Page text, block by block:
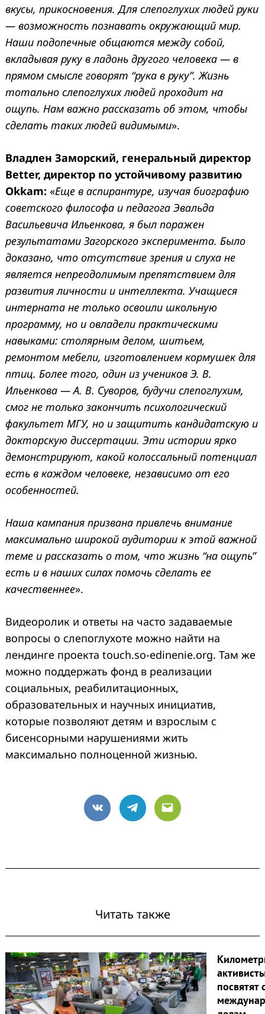
вкусы, прикосновения. Для слепоглухих людей руки
— возможность познавать окружающий мир.
Наши подопечные общаются между собой,
вкладывая руку в ладонь другого человека — в
прямом смысле говорят “рука в руку”. Жизнь
тотально слепоглухих людей проходит на
ощупь. Нам важно рассказать об этом, чтобы
сделать таких людей видимыми».
Владлен Заморский, генеральный директор
Better, директор по устойчивому развитию
Okkam: «Еще в аспирантуре, изучая биографию
советского философа и педагога Эвальда
Васильевича Ильенкова, я был поражен
результатами Загорского эксперимента. Было
доказано, что отсутствие зрения и слуха не
является непреодолимым препятствием для
развития личности и интеллекта. Учащиеся
интерната не только освоили школьную
программу, но и овладели практическими
навыками: столярным делом, шитьем,
ремонтом мебели, изготовлением кормушек для
птиц. Более того, один из учеников Э. В.
Ильенкова — А. В. Суворов, будучи слепоглухим,
смог не только закончить психологический
факультет МГУ, но и защитить кандидатскую и
докторскую диссертации. Эти истории ярко
демонстрируют, какой колоссальный потенциал
есть в каждом человеке, независимо от его
особенностей.
Наша кампания призвана привлечь внимание
максимально широкой аудитории к этой важной
теме и рассказать о том, что жизнь “на ощупь”
есть и в наших силах помочь сделать ее
качественнее».
Видеоролик и ответы на часто задаваемые
вопросы о слепоглухоте можно найти на
лендинге проекта touch.so-edinenie.org. Там же
можно поддержать фонд в реализации
социальных, реабилитационных,
образовательных и научных инициатив,
которые позволяют детям и взрослым с
бисенсорными нарушениями жить
максимально полноценной жизнью.
VK Telegram
Email
Читать также
посвятят